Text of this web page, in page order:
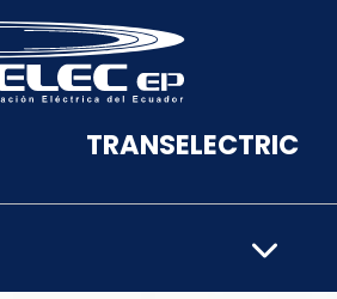
TRANSELECTRIC